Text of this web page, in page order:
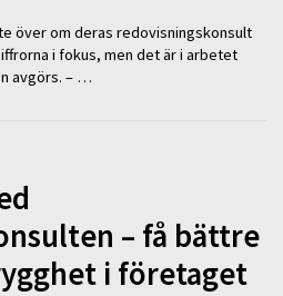
över om deras redovisningskonsult
i fokus, men det är i arbetet
avgörs. – …
– få bättre
i företaget